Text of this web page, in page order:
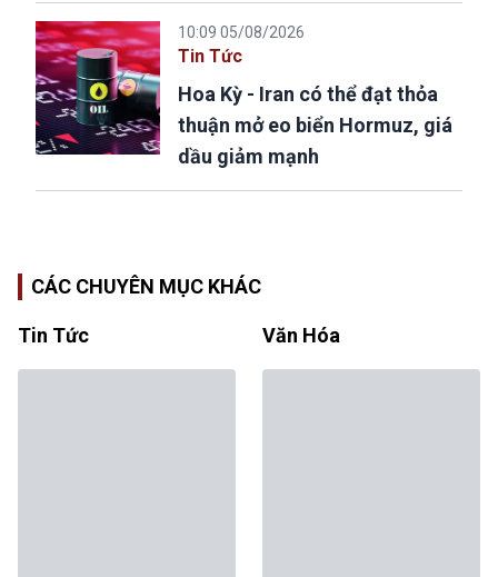
10:09 05/08/2026
Tin Tức
Hoa Kỳ - Iran có thể đạt thỏa
thuận mở eo biển Hormuz, giá
dầu giảm mạnh
CÁC CHUYÊN MỤC KHÁC
Tin Tức Văn Hóa